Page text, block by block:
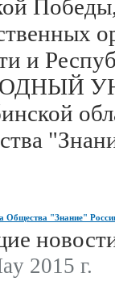
и
Общества "Знание"
2015 г.